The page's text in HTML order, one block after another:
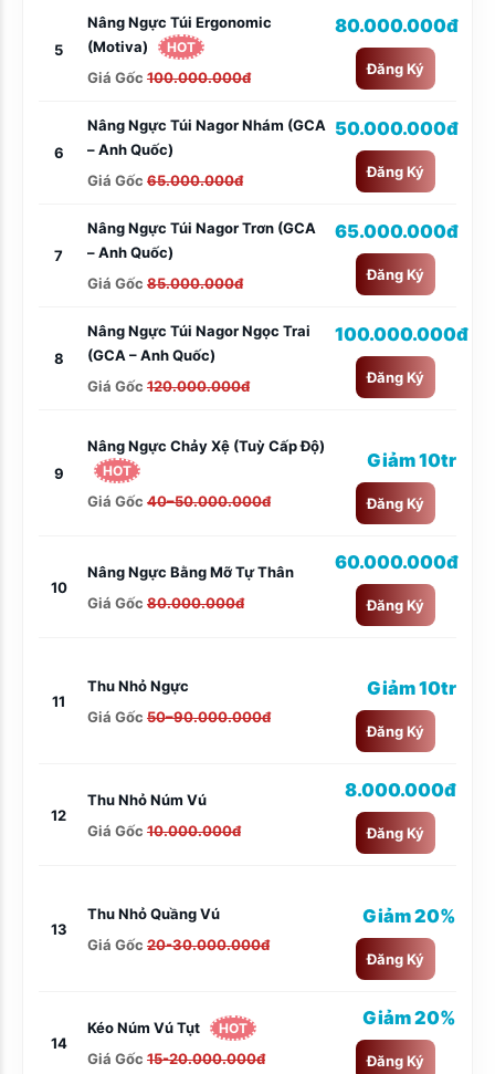
5
Nâng Ngực Túi Ergonomic
(Motiva)
HOT
Giá Gốc 100.000.000đ
80.000.000đ
Đăng Ký
6
Nâng Ngực Túi Nagor Nhám (GCA
– Anh Quốc)
Giá Gốc 65.000.000đ
50.000.000đ
Đăng Ký
7
Nâng Ngực Túi Nagor Trơn (GCA
– Anh Quốc)
Giá Gốc 85.000.000đ
65.000.000đ
Đăng Ký
8
Nâng Ngực Túi Nagor Ngọc Trai
(GCA – Anh Quốc)
Giá Gốc 120.000.000đ
100.000.000đ
Đăng Ký
9
Nâng Ngực Chảy Xệ (tuỳ Cấp Độ)
HOT
Giá Gốc 40–50.000.000đ
Giảm 10tr
Đăng Ký
10
Nâng Ngực Bằng Mỡ Tự Thân
Giá Gốc 80.000.000đ
60.000.000đ
Đăng Ký
11
Thu Nhỏ Ngực
Giá Gốc 50–90.000.000đ
Giảm 10tr
Đăng Ký
12
Thu Nhỏ Núm Vú
Giá Gốc 10.000.000đ
8.000.000đ
Đăng Ký
13
Thu Nhỏ Quầng Vú
Giá Gốc 20-30.000.000đ
Giảm 20%
Đăng Ký
14
Kéo Núm Vú Tụt HOT
Giá Gốc 15-20.000.000đ
Giảm 20%
Đăng Ký